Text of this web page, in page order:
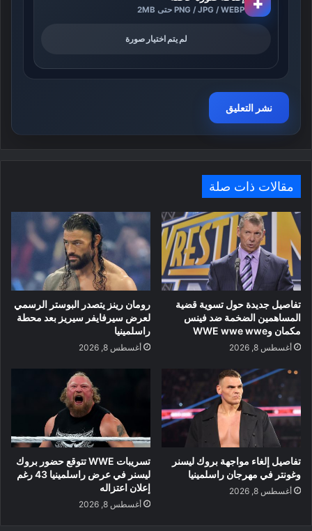
PNG / JPG / WEBP حتى 2MB
لم يتم اختيار صورة
مقالات ذات صلة
تفاصيل جديدة حول تسوية قضية
المساهمين الضخمة ضد فينس
مكمان وWWE wwe wwe
أغسطس 8, 2026
رومان رينز يتصدر البوستر الرسمي
لعرض سيرفايفر سيريز بعد محطة
راسلمينيا
أغسطس 8, 2026
تفاصيل إلغاء مواجهة بروك ليسنر
وغونتر في مهرجان راسلمينيا
أغسطس 8, 2026
تسريبات WWE تتوقع حضور بروك
ليسنر في عرض راسلمينيا 43 رغم
إعلان اعتزاله
أغسطس 8, 2026